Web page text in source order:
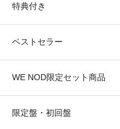
特典付き
ベストセラー
WE NOD限定セット商品
限定盤・初回盤